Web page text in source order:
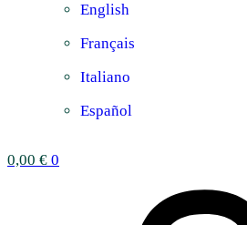
English
Français
Italiano
Español
0,00 € 0